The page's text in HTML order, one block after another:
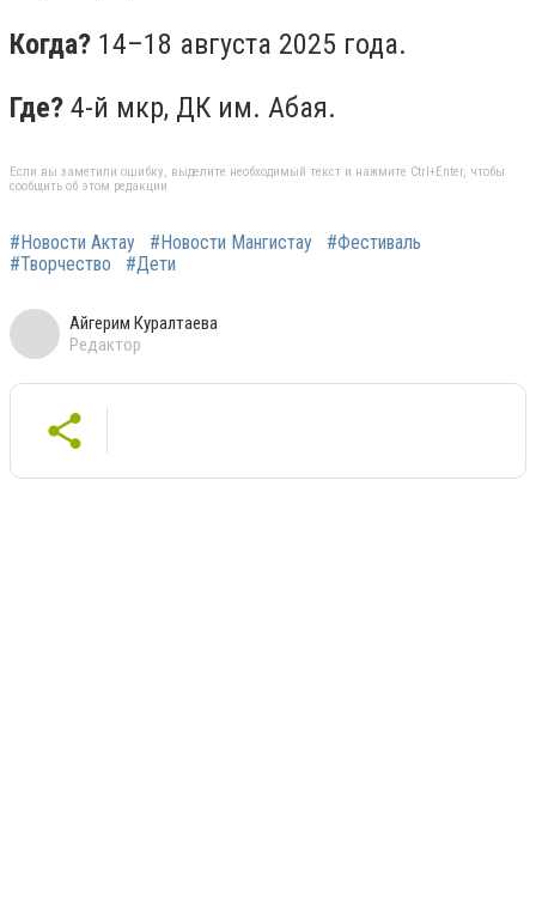
Когда? 14–18 августа 2025 года.
Где? 4-й мкр, ДК им. Абая.
Если вы заметили ошибку, выделите необходимый текст и нажмите Ctrl+Enter, чтобы
сообщить об этом редакции
#Новости Актау #Новости Мангистау
#Фестиваль
#Творчество
#Дети
Айгерим Куралтаева
Редактор